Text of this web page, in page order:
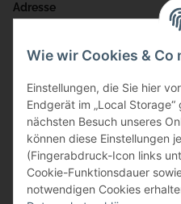
Adresse
Gewerbering 17
84072 Au i.d. Hallertau
info@bauer-tore.de
Wie wir Cookies & Co
Einstellungen, die Sie hier
Endgerät im „Local
nächsten Besuch unseres
können diese Einstellungen
(Fingerabdruck-Icon links
Cookie-Funktionsdauer
notwendigen Cookies